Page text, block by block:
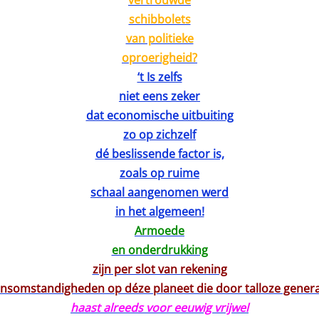
schibbolets
van politieke
oproerigheid?
‘t Is zelfs
niet eens zeker
dat economische uitbuiting
zo op zichzelf
dé beslissende factor is,
zoals op ruime
schaal aangenomen werd
in het algemeen!
Armoede
en onderdrukking
zijn per slot van rekening
op déze planeet die door talloze
haast alreeds voor eeuwig vrijwel